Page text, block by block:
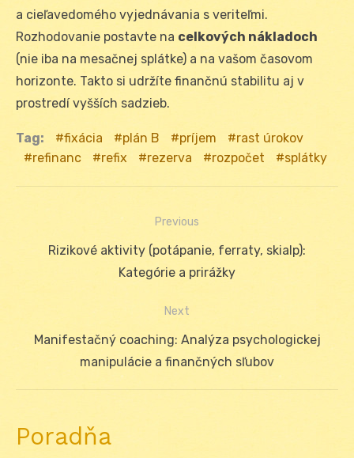
a cieľavedomého vyjednávania s veriteľmi.
Rozhodovanie postavte na celkových nákladoch
(nie iba na mesačnej splátke) a na vašom časovom
horizonte. Takto si udržíte finančnú stabilitu aj v
prostredí vyšších sadzieb.
Tag: fixácia plán B príjem
rast úrokov
refinanc
refix rezerva rozpočet splátky
Navigácia
Previous
Previous
Rizikové aktivity (potápanie, ferraty, skialp):
Kategórie a prirážky
Next
Next
Manifestačný coaching: Analýza psychologickej
manipulácie a finančných sľubov
Poradňa